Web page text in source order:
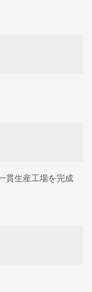
貫生産工場を完成